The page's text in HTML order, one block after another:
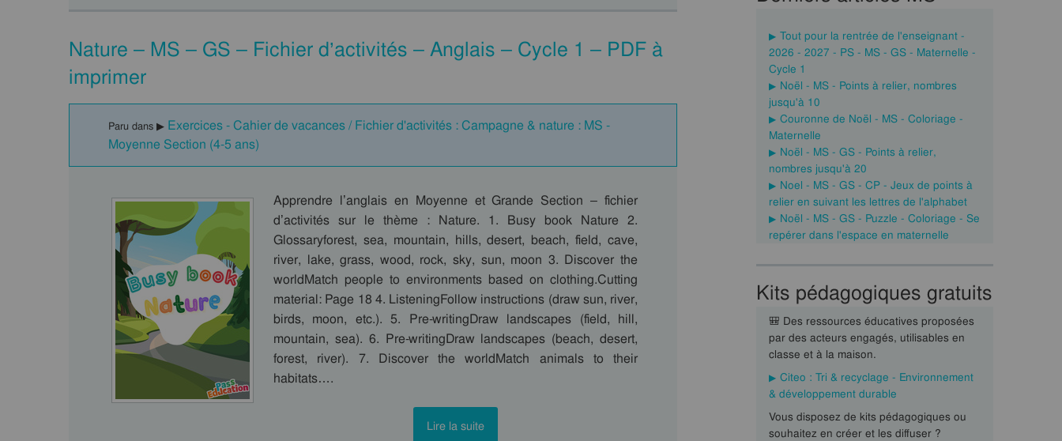
Nature – MS – GS – Fichier d’activités – Anglais – Cycle 1 – PDF à
imprimer
Paru dans ▶ Exercices - Cahier de vacances / Fichier d'activités : Campagne & nature : MS -
Moyenne Section (4-5 ans)
Apprendre l’anglais en Moyenne et Grande Section – fichier
d’activités sur le thème : Nature. 1. Busy book Nature 2.
Glossaryforest, sea, mountain, hills, desert, beach, field, cave,
river, lake, grass, wood, rock, sky, sun, moon 3. Discover the
worldMatch people to environments based on clothing.Cutting
material: Page 18 4. ListeningFollow instructions (draw sun, river,
birds, moon, etc.). 5. Pre-writingDraw landscapes (field, hill,
mountain, sea). 6. Pre-writingDraw landscapes (beach, desert,
forest, river). 7. Discover the worldMatch animals to their
habitats….
Lire la suite
Tout pour la rentrée de l'enseignant -
2026 - 2027 - PS - MS - GS - Maternelle -
Cycle 1
Noël - MS - Points à relier, nombres
jusqu'à 10
Couronne de Noël - MS - Coloriage -
Maternelle
Noël - MS - GS - Points à relier,
nombres jusqu'à 20
Noel - MS - GS - CP - Jeux de points à
relier en suivant les lettres de l'alphabet
Noël - MS - GS - Puzzle - Coloriage - Se
repérer dans l'espace en maternelle
Kits pédagogiques gratuits
🎒 Des ressources éducatives proposées
par des acteurs engagés, utilisables en
classe et à la maison.
Citeo : Tri & recyclage - Environnement
& développement durable
Vous disposez de kits pédagogiques ou
souhaitez en créer et les diffuser ?